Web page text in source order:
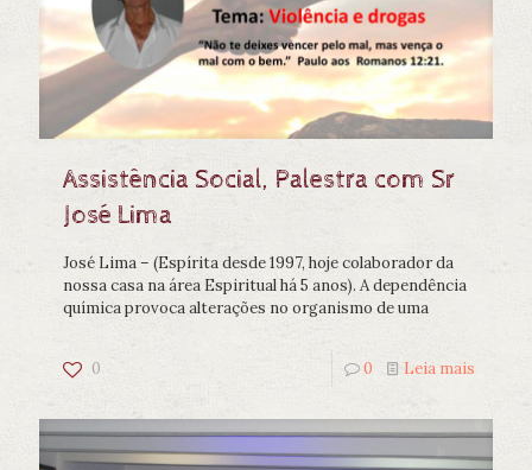
Assistência Social, Palestra com Sr
José Lima
José Lima – (Espírita desde 1997, hoje colaborador da
nossa casa na área Espiritual há 5 anos). A dependência
química provoca alterações no organismo de uma
0 0 Leia mais